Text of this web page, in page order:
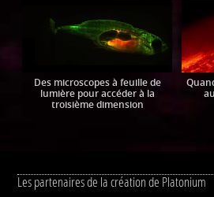
Des microscopes à feuille de
lumière pour accéder à la
troisième dimension
Les partenaires de la création de Platonium